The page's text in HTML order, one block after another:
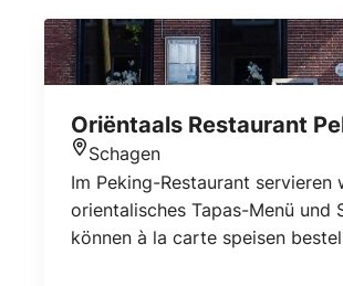
Oriëntaals Restaurant
Standort
Schagen
Im Peking-Restaurant servieren
orientalisches Tapas-Menü und
können à la carte speisen